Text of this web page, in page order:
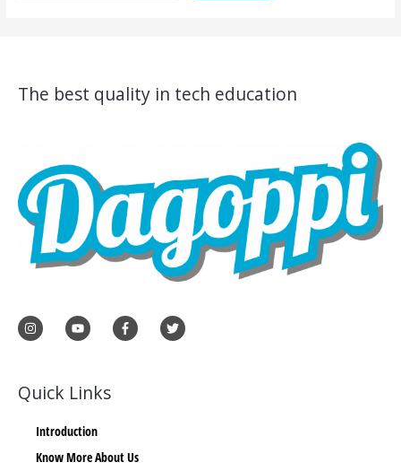
The best quality in tech education
Quick Links
Introduction
Know More About Us